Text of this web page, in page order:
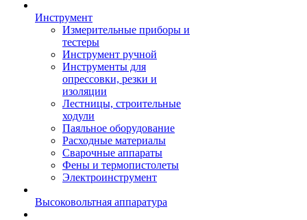
Инструмент
Измерительные приборы и
тестеры
Инструмент ручной
Инструменты для
опрессовки, резки и
изоляции
Лестницы, строительные
ходули
Паяльное оборудование
Расходные материалы
Сварочные аппараты
Фены и термопистолеты
Электроинструмент
Высоковольтная аппаратура